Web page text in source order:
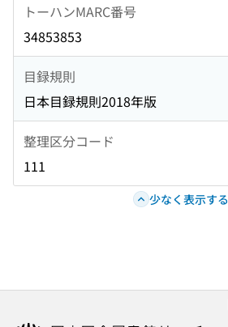
トーハンMARC番号
34853853
目録規則
日本目録規則2018年版
整理区分コード
111
少なく表示する